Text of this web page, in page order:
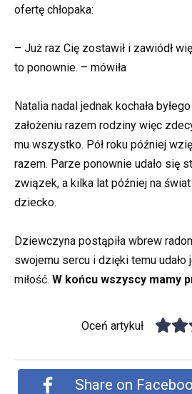
ofertę chłopaka:
– Już raz Cię zostawił i zawiódł
to ponownie. – mówiła
Natalia nadal jednak kochała
założeniu razem rodziny więc
mu wszystko. Pół roku później
razem. Parze ponownie udało się
związek, a kilka lat później na
dziecko.
Dziewczyna postąpiła wbrew
swojemu sercu i dzięki temu
miłość. W końcu wszyscy mamy
Oceń artykuł
Share on